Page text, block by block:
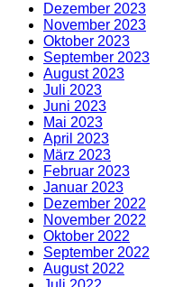
Dezember 2023
November 2023
Oktober 2023
September 2023
August 2023
Juli 2023
Juni 2023
Mai 2023
April 2023
März 2023
Februar 2023
Januar 2023
Dezember 2022
November 2022
Oktober 2022
September 2022
August 2022